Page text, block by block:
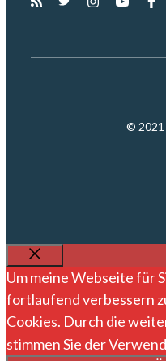
© 2021
SCHLIESSEN
Um meine Webseite für
fortlaufend verbessern
Cookies. Durch die
stimmen Sie der